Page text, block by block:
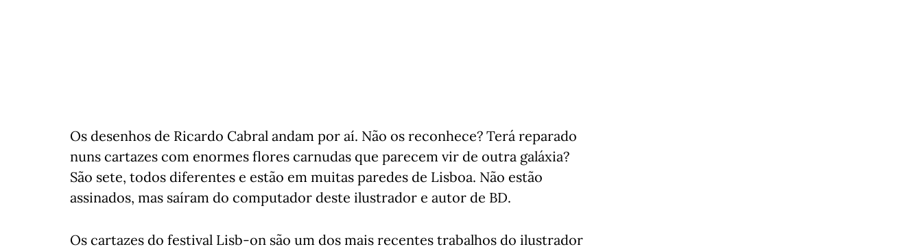
Os desenhos de Ricardo Cabral andam por aí. Não os reconhece? Terá reparado
nuns cartazes com enormes flores carnudas que parecem vir de outra galáxia?
São sete, todos diferentes e estão em muitas paredes de Lisboa. Não estão
assinados, mas saíram do computador deste ilustrador e autor de BD.
Os cartazes do festival Lisb-on são um dos mais recentes trabalhos do ilustrador